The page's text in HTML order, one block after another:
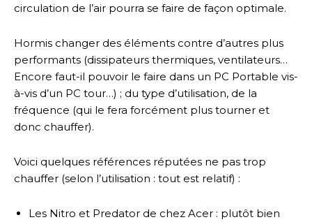
circulation de l’air pourra se faire de façon optimale.
Hormis changer des éléments contre d’autres plus
performants (dissipateurs thermiques, ventilateurs…
Encore faut-il pouvoir le faire dans un PC Portable vis-
à-vis d’un PC tour…) ; du type d’utilisation, de la
fréquence (qui le fera forcément plus tourner et
donc chauffer).
Voici quelques références réputées ne pas trop
chauffer (selon l’utilisation : tout est relatif) :
Les Nitro et Predator de chez Acer : plutôt bien